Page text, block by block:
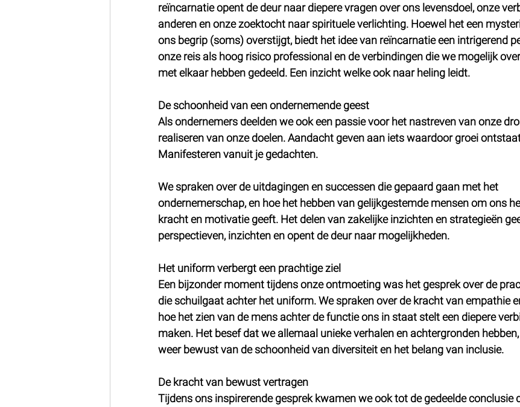
reïncarnatie opent de deur naar diepere vragen over ons levensdoel, onze
anderen en onze zoektocht naar spirituele verlichting. Hoewel het een
ons begrip (soms) overstijgt, biedt het idee van reïncarnatie een intrigerend
onze reis als hoog risico professional en de verbindingen die we mogelijk
met elkaar hebben gedeeld. Een inzicht welke ook naar heling leidt.
De schoonheid van een ondernemende geest
Als ondernemers deelden we ook een passie voor het nastreven van onze
realiseren van onze doelen. Aandacht geven aan iets waardoor groei
Manifesteren vanuit je gedachten.
We spraken over de uitdagingen en successen die gepaard gaan met het
ondernemerschap, en hoe het hebben van gelijkgestemde mensen om ons
kracht en motivatie geeft. Het delen van zakelijke inzichten en strategieën
perspectieven, inzichten en opent de deur naar mogelijkheden.
Het uniform verbergt een prachtige ziel
Een bijzonder moment tijdens onze ontmoeting was het gesprek over de
die schuilgaat achter het uniform. We spraken over de kracht van empathie
hoe het zien van de mens achter de functie ons in staat stelt een diepere
maken. Het besef dat we allemaal unieke verhalen en achtergronden
weer bewust van de schoonheid van diversiteit en het belang van inclusie.
De kracht van bewust vertragen
Tijdens ons inspirerende gesprek kwamen we ook tot de gedeelde conclusie